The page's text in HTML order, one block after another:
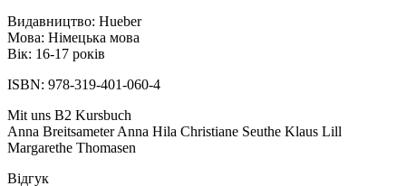
Видавництво: Hueber
Мова: Німецька мова
Вік: 16-17 років
ISBN: 978-319-401-060-4
Mit uns B2 Kursbuch
Anna Breitsameter Anna Hila Christiane Seuthe Klaus Lill
Margarethe Thomasen
Відгук